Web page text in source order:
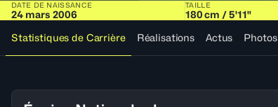
DATE DE NAISSANCE
24 mars 2006
TAILLE
180 cm / 5'11"
Statistiques de Carrière
Réalisations Actus Photos